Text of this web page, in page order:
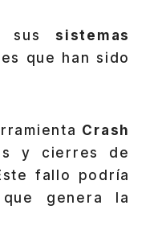
sussistemas
que han sido
Crash
y cierres de
fallo podría
genera la